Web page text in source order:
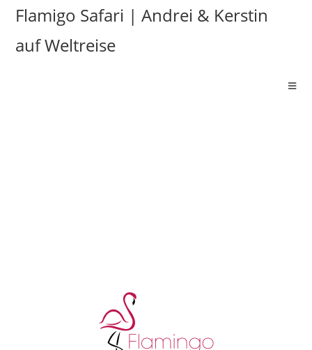
Flamigo Safari | Andrei & Kerstin
auf Weltreise